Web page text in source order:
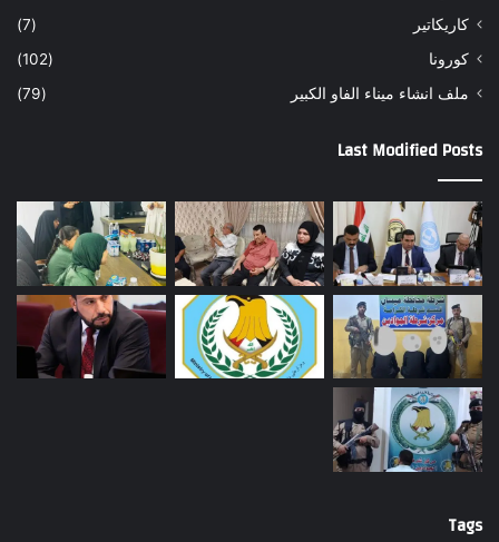
كاريكاتير
(7)
كورونا
(102)
ملف انشاء ميناء الفاو الكبير
(79)
Last Modified Posts
Tags